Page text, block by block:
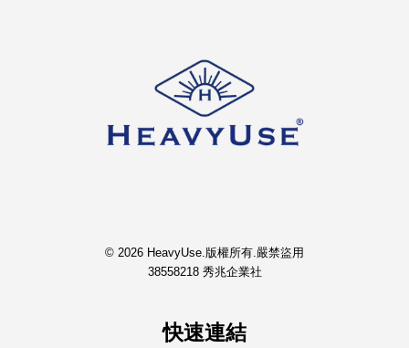
© 2026 HeavyUse.版權所有.嚴禁盜用
38558218 秀兆企業社
快速連結